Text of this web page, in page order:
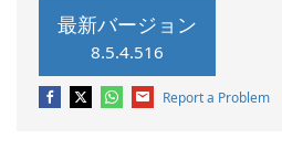
最新バージョン
8.5.4.516
Report a Problem